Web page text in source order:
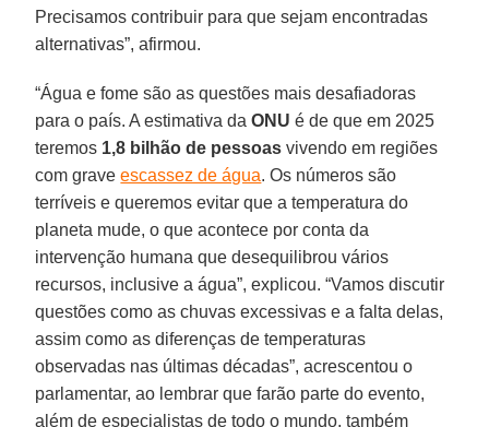
Precisamos contribuir para que sejam encontradas
alternativas”, afirmou.
“Água e fome são as questões mais desafiadoras
para o país. A estimativa daONU é de que em 2025
teremos 1,8 bilhão de pessoas vivendo em regiões
com graveescassez de água. Os números são
terríveis e queremos evitar que a temperatura do
planeta mude, o que acontece por conta da
intervenção humana que desequilibrou vários
recursos, inclusive a água”, explicou. “Vamos discutir
questões como as chuvas excessivas e a falta delas,
assim como as diferenças de temperaturas
observadas nas últimas décadas”, acrescentou o
parlamentar, ao lembrar que farão parte do evento,
além de especialistas de todo o mundo, também